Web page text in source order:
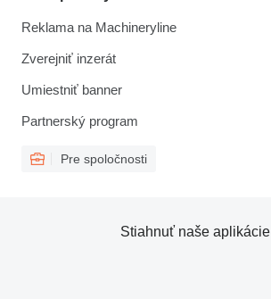
Reklama na Machineryline
Zverejniť inzerát
Umiestniť banner
Partnerský program
Pre spoločnosti
Stiahnuť naše aplikácie